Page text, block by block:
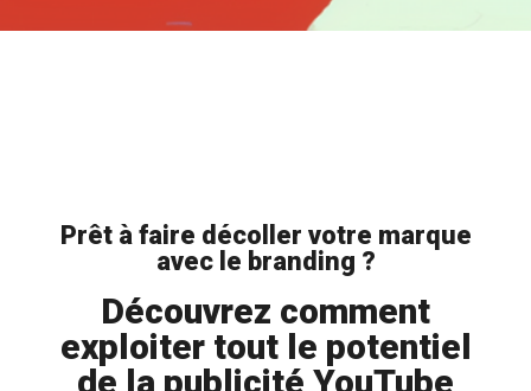
Prêt à faire décoller votre marque
avec le branding ?
Découvrez comment
exploiter tout le potentiel
de la publicité YouTube